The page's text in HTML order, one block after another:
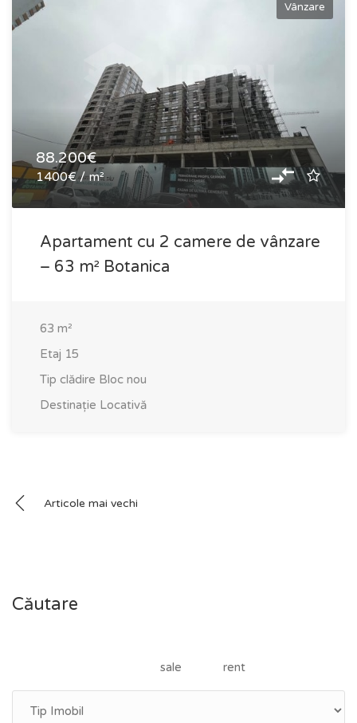
Vânzare
88.200€
1400€ / m²
Apartament cu 2 camere de vânzare
– 63 m² Botanica
63 m²
Etaj 15
Tip clădire Bloc nou
Destinație Locativă
Navigare
Articole mai vechi
Căutare
sale rent